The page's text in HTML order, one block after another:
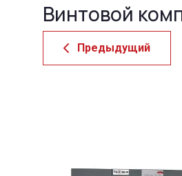
Винтовой
Предыдущий